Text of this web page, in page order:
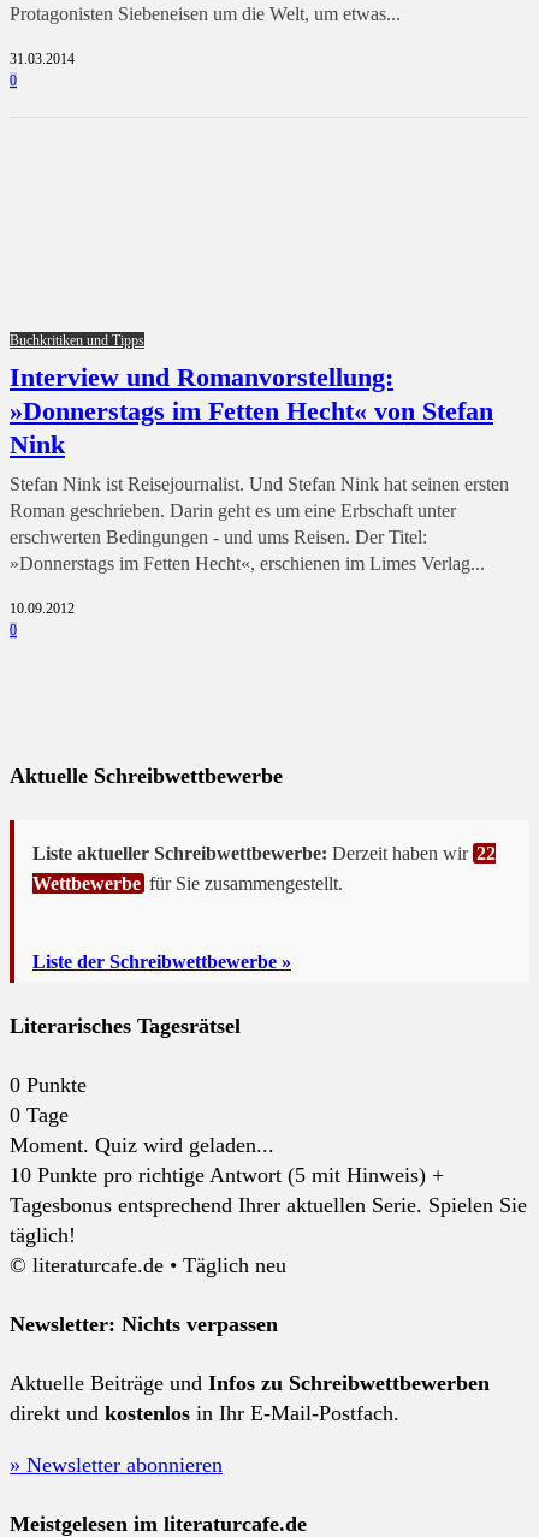
Protagonisten Siebeneisen um die Welt, um etwas...
31.03.2014
0
Buchkritiken und Tipps
Interview und Romanvorstellung:
»Donnerstags im Fetten Hecht« von Stefan
Nink
Stefan Nink ist Reisejournalist. Und Stefan Nink hat seinen ersten
Roman geschrieben. Darin geht es um eine Erbschaft unter
erschwerten Bedingungen - und ums Reisen. Der Titel:
»Donnerstags im Fetten Hecht«, erschienen im Limes Verlag...
10.09.2012
0
Aktuelle Schreibwettbewerbe
Liste aktueller Schreibwettbewerbe: Derzeit haben wir 22
Wettbewerbe für Sie zusammengestellt.
Liste der Schreibwettbewerbe »
Literarisches Tagesrätsel
0 Punkte
0 Tage
Moment. Quiz wird geladen...
10 Punkte pro richtige Antwort (5 mit Hinweis) +
Tagesbonus entsprechend Ihrer aktuellen Serie. Spielen Sie
täglich!
© literaturcafe.de • Täglich neu
Newsletter: Nichts verpassen
Aktuelle Beiträge und Infos zu Schreibwettbewerben
direkt und kostenlos in Ihr E-Mail-Postfach.
» Newsletter abonnieren
Meistgelesen im literaturcafe.de